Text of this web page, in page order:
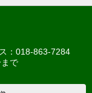
：018-863-7284
で